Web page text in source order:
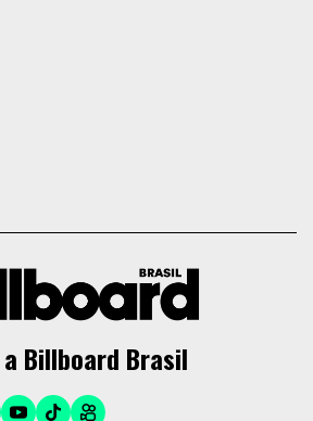
Billboard Brasil